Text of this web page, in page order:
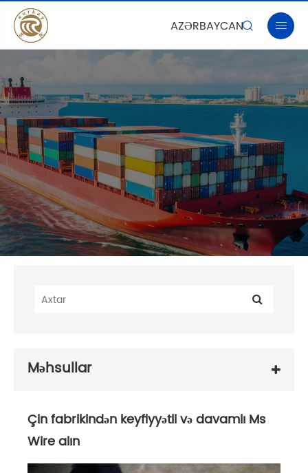
AZƏRBAYCAN 
Məhsullar
Çin fabrikindən keyfiyyətli və davamlı Ms
Wire alın